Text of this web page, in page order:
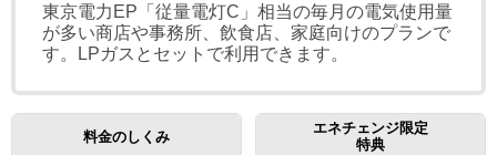
東京電力EP「従量電灯C」相当の毎月の電気使用量
が多い商店や事務所、飲食店、家庭向けのプランで
す。LPガスとセットで利用できます。
料金のしくみ
エネチェンジ限定
特典